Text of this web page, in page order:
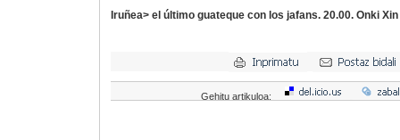
Iruñea> el último guateque con los jafans. 20.00. Onki
Gehitu artikuloa: